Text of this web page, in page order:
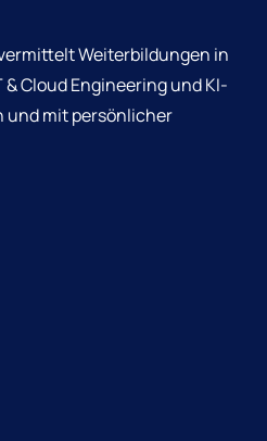
Weiterbildungen in
Cloud Engineering und KI-
und mit persönlicher